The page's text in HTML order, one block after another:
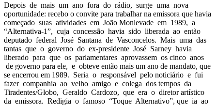
Depois de mais um ano fora do rádio, surge uma nova
oportunidade: recebo o convite para trabalhar na emissora que havia
começado suas atividades em João Monlevade em 1989, a
“Alternativa-1”, cuja concessão havia sido liberada ao então
deputado federal José Santana de Vasconcelos. Mais uma das
tantas que o governo do ex-presidente José Sarney havia
liberado para que os parlamentares aprovassem os cinco anos
de governo para ele, e obteve então mais um ano de mandato, que
se encerrou em 1989. Seria o responsável pelo noticiário e fui
fazer companhia ao velho amigo e colega dos tempos da
Tiradentes/Globo, Geraldo Cardozo, que era o diretor artístico
da emissora. Redigia o famoso “Toque Alternativo”, que ia ao